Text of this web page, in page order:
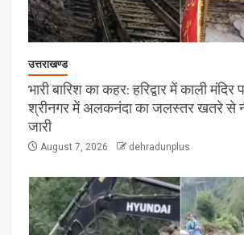
उत्तराखण्ड
भारी बारिश का कहर: हरिद्वार में काली मंदिर
श्रीनगर में अलकनंदा का जलस्तर खतरे से
जारी
August 7, 2026 dehradunplus